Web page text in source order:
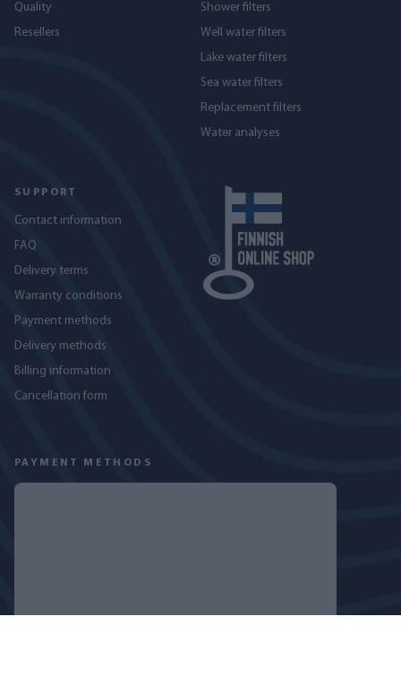
Quality
Resellers
Shower filters
Well water filters
Lake water filters
Sea water filters
Replacement filters
Water analyses
SUPPORT
Contact information
FAQ
Delivery terms
Warranty conditions
Payment methods
Delivery methods
Billing information
Cancellation form
PAYMENT METHODS